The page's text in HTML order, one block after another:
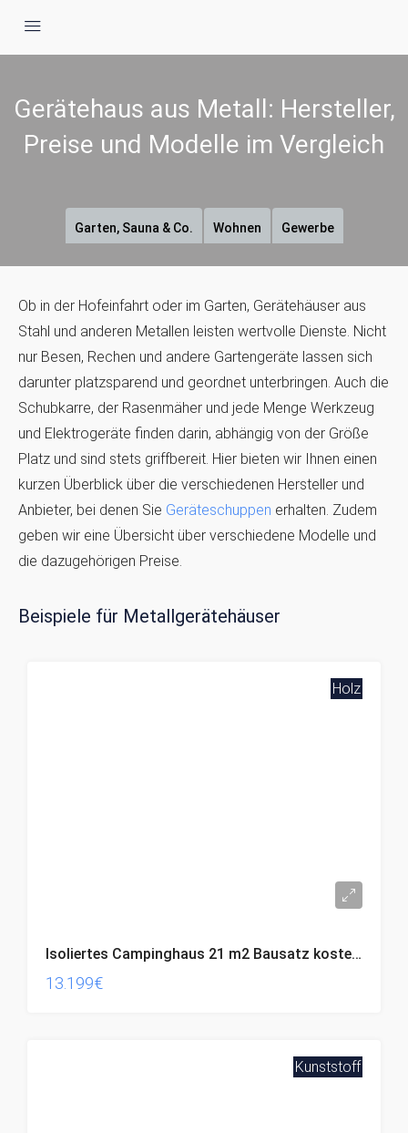
Gerätehaus aus Metall: Hersteller,
Preise und Modelle im Vergleich
Garten, Sauna & Co. Wohnen Gewerbe
Ob in der Hofeinfahrt oder im Garten, Gerätehäuser aus
Stahl und anderen Metallen leisten wertvolle Dienste. Nicht
nur Besen, Rechen und andere Gartengeräte lassen sich
darunter platzsparend und geordnet unterbringen. Auch die
Schubkarre, der Rasenmäher und jede Menge Werkzeug
und Elektrogeräte finden darin, abhängig von der Größe
Platz und sind stets griffbereit. Hier bieten wir Ihnen einen
kurzen Überblick über die verschiedenen Hersteller und
Anbieter, bei denen Sie Geräteschuppen erhalten. Zudem
geben wir eine Übersicht über verschiedene Modelle und
die dazugehörigen Preise.
Beispiele für Metallgerätehäuser
Holz
Isoliertes Campinghaus 21 m2 Bausatz kostenloser Versand
13.199€
Kunststoff